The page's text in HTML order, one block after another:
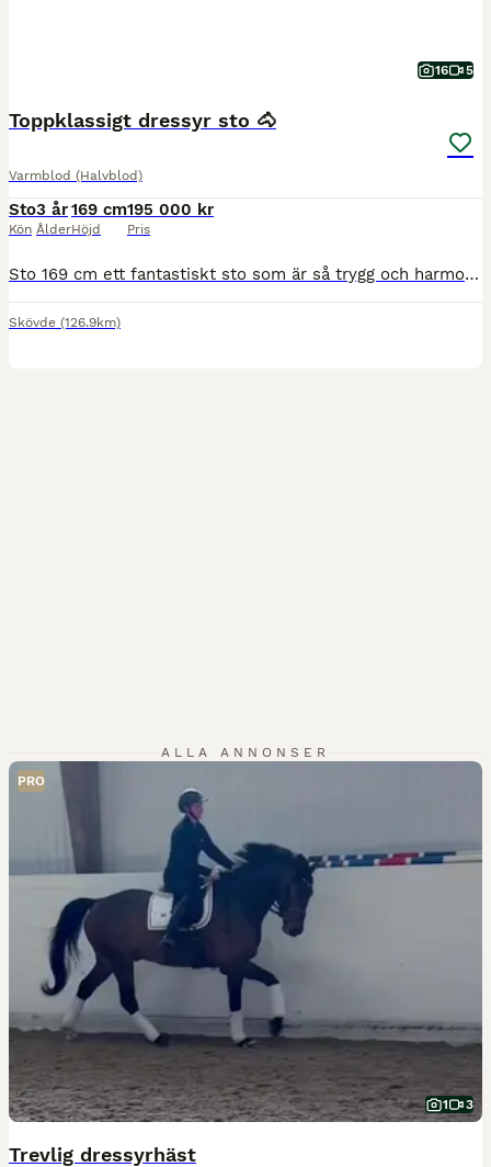
16 5
Toppklassigt dressyr sto 🐴
Varmblod (Halvblod)
Sto
Kön
3 år
Ålder
169 cm
Höjd
195 000 kr
Pris
Sto 169 cm ett fantastiskt sto som är så trygg och harmonisk i alla situationer helt okomplicerad i all hantering samt ridning är bara hoppa upp och rida på henne fast hon stått i flera veckor. Är inriden förra sommaren och sen vilat hela vintern sen visad på 3 årstestet riden . Hon är van att ridas ut och riden i trafik utan några problem. En helt okomplicerad häst . En
Skövde (126.9km)
ALLA ANNONSER
PRO
1 3
Trevlig dressyrhäst